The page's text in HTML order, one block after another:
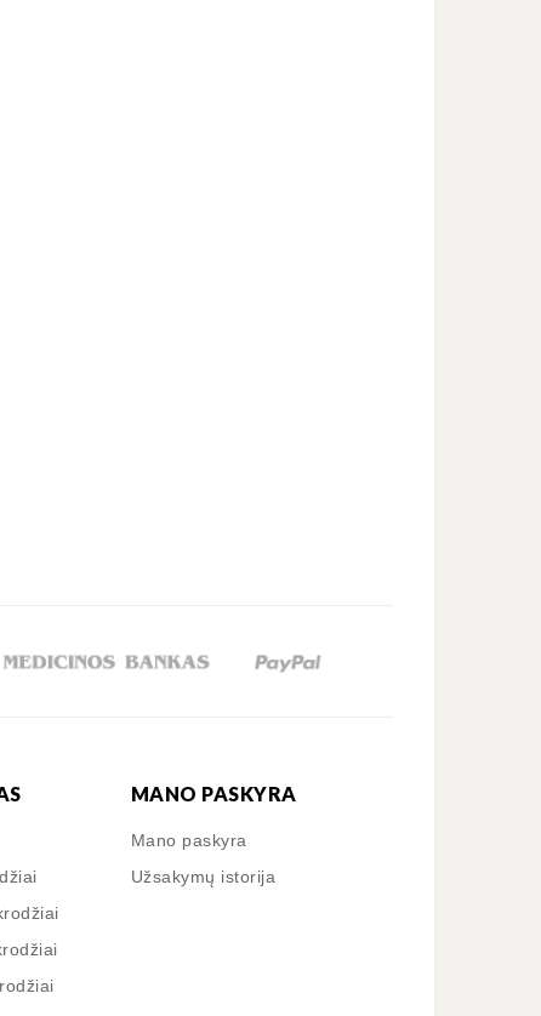
MANO PASKYRA
Mano paskyra
Užsakymų istorija